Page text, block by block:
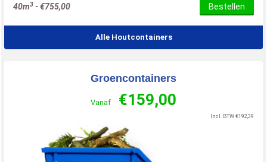
40m3 -€755,00 Bestellen
Alle Houtcontainers
Groencontainers
Vanaf €159,00
Incl. BTW €192,39